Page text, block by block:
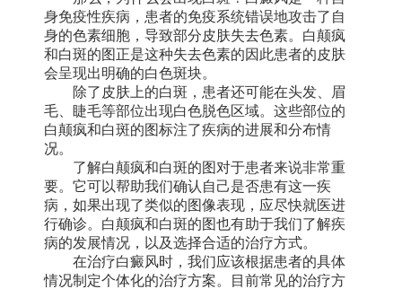
身免疫性疾病，患者的免疫系统错误地攻击了自
身的色素细胞，导致部分皮肤失去色素。白颠疯
和白斑的图正是这种失去色素的因此患者的皮肤
会呈现出明确的白色斑块。
除了皮肤上的白斑，患者还可能在头发、眉
毛、睫毛等部位出现白色脱色区域。这些部位的
白颠疯和白斑的图标注了疾病的进展和分布情
况。
了解白颠疯和白斑的图对于患者来说非常重
要。它可以帮助我们确认自己是否患有这一疾
病，如果出现了类似的图像表现，应尽快就医进
行确诊。白颠疯和白斑的图也有助于我们了解疾
病的发展情况，以及选择合适的治疗方式。
在治疗白癜风时，我们应该根据患者的具体
情况制定个体化的治疗方案。目前常见的治疗方